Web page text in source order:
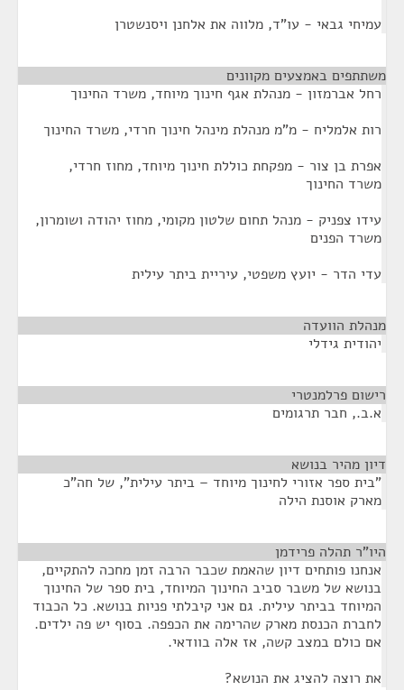
עמיחי גבאי - עו"ד, מלווה את אלחנן ויסנשטרן
משתתפים באמצעים מקוונים
רחל אברמזון - מנהלת אגף חינוך מיוחד, משרד החינוך
רות אלמליח - מ"מ מנהלת מינהל חינוך חרדי, משרד החינוך
אפרת בן צור - מפקחת כוללת חינוך מיוחד, מחוז חרדי,
משרד החינוך
עידו צפניק - מנהל תחום שלטון מקומי, מחוז יהודה ושומרון,
משרד הפנים
עדי הדר - יועץ משפטי, עיריית ביתר עילית
מנהלת הוועדה
יהודית גידלי
רישום פרלמנטרי
א.ב., חבר תרגומים
דיון מהיר בנושא
"בית ספר אזורי לחינוך מיוחד – ביתר עילית", של חה"כ
מארק אוסנת הילה
היו"ר תהלה פרידמן
אנחנו פותחים דיון שהאמת שכבר הרבה זמן מחכה להתקיים,
בנושא של משבר סביב החינוך המיוחד, בית ספר של החינוך
המיוחד בביתר עילית. גם אני קיבלתי פניות בנושא. כל הכבוד
לחברת הכנסת מארק שהרימה את הכפפה. בסוף יש פה ילדים.
אם כולם במצב קשה, אז אלה בוודאי.
את רוצה להציג את הנושא?